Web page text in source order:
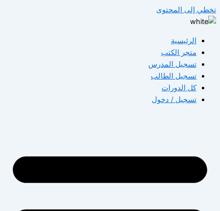
تخطي إلى المحتوى
الرئيسية
متجر الكتب
تسجيل المدرس
تسجيل الطالب
كل الدورات
تسجيل / دخول